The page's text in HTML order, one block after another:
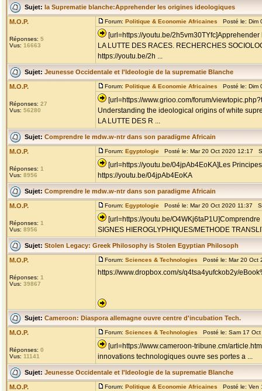
Sujet: la Suprematie blanche:Apprehender les origines ideologiques
M.O.P.
Réponses: 5
Vus: 16663
Forum: Politique & Economie Africaines Posté le: Dim
[url=https://youtu.be/
LA LUTTE DES RACES. RECHERCHES
https://youtu.be/2h ...
Sujet: Jeunesse Occidentale et l'Ideologie de la suprematie Blanche
M.O.P.
Réponses: 27
Vus: 56280
Forum: Politique & Economie Africaines Posté le: Dim
[url=https://www.grioo.com/forum/
Understanding the ideological origins of white
LA LUTTE DES R ...
Sujet: Comprendre le mdw.w-ntr dans son paradigme Africain
M.O.P.
Réponses: 1
Vus: 8956
Forum: Egyptologie Posté le: Mar 20 Oct 2020 12:17
[url=https://youtu.be/04jpAb4EoKA]Les
https://youtu.be/04jpAb4EoKA
Sujet: Comprendre le mdw.w-ntr dans son paradigme Africain
M.O.P.
Réponses: 1
Vus: 8956
Forum: Egyptologie Posté le: Mar 20 Oct 2020 11:37
[url=https://youtu.be/
SIGNES HIEROGLYPHIQUES/METHODE
Sujet: Stolen Legacy: Greek Philosophy is Stolen Egyptian Philosoph
M.O.P.
Réponses: 1
Vus: 39867
Forum: Sciences & Technologies Posté le: Mar 20
https://www.dropbox.com/s/q4tsa4yufckob2y/
Sujet: Cameroon: Diaspora allemagne ouvre centre d'incubation Tech.
M.O.P.
Réponses: 0
Vus: 11141
Forum: Sciences & Technologies Posté le: Sam 17
[url=https://www.cameroon-tribune.cm/
innovations technologiques ouvre ses portes a ...
Sujet: Jeunesse Occidentale et l'Ideologie de la suprematie Blanche
M.O.P. Forum: Politique & Economie Africaines Posté le: Ven